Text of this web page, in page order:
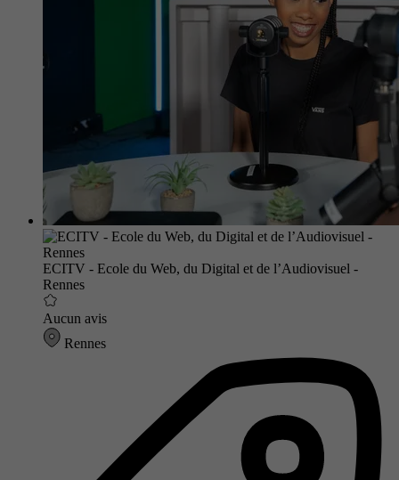
ECITV - Ecole du Web, du Digital et de l’Audiovisuel -
Rennes
Aucun avis
Rennes